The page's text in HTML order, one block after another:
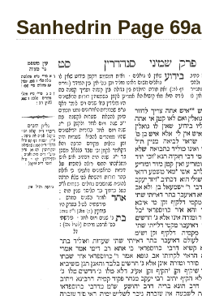
Sanhedrin Page 69a